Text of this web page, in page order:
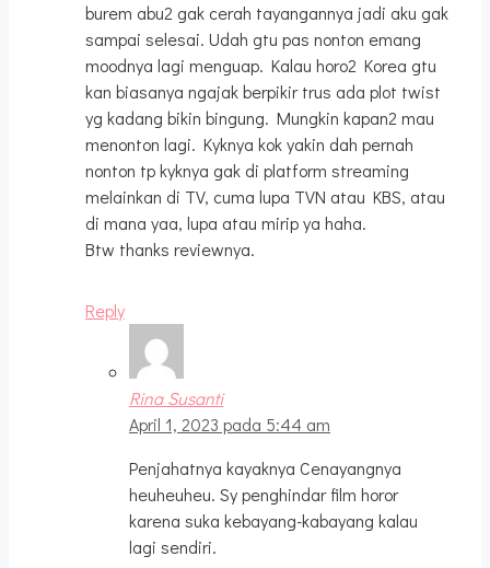
burem abu2 gak cerah tayangannya jadi aku gak
sampai selesai. Udah gtu pas nonton emang
moodnya lagi menguap. Kalau horo2 Korea gtu
kan biasanya ngajak berpikir trus ada plot twist
yg kadang bikin bingung. Mungkin kapan2 mau
menonton lagi. Kyknya kok yakin dah pernah
nonton tp kyknya gak di platform streaming
melainkan di TV, cuma lupa TVN atau KBS, atau
di mana yaa, lupa atau mirip ya haha.
Btw thanks reviewnya.
Reply
Rina Susanti
April 1, 2023 pada 5:44 am
Penjahatnya kayaknya Cenayangnya
heuheuheu. Sy penghindar film horor
karena suka kebayang-kabayang kalau
lagi sendiri.